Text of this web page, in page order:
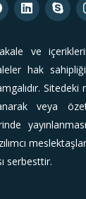
ve
hak
Sitedeki
veya
serbesttir.